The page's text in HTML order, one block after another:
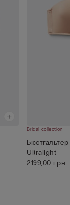
Bridal collection
Ultralight
2199,00 грн.